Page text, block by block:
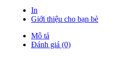
In
Giới thiệu cho bạn bè
Mô tả
Đánh giá (0)